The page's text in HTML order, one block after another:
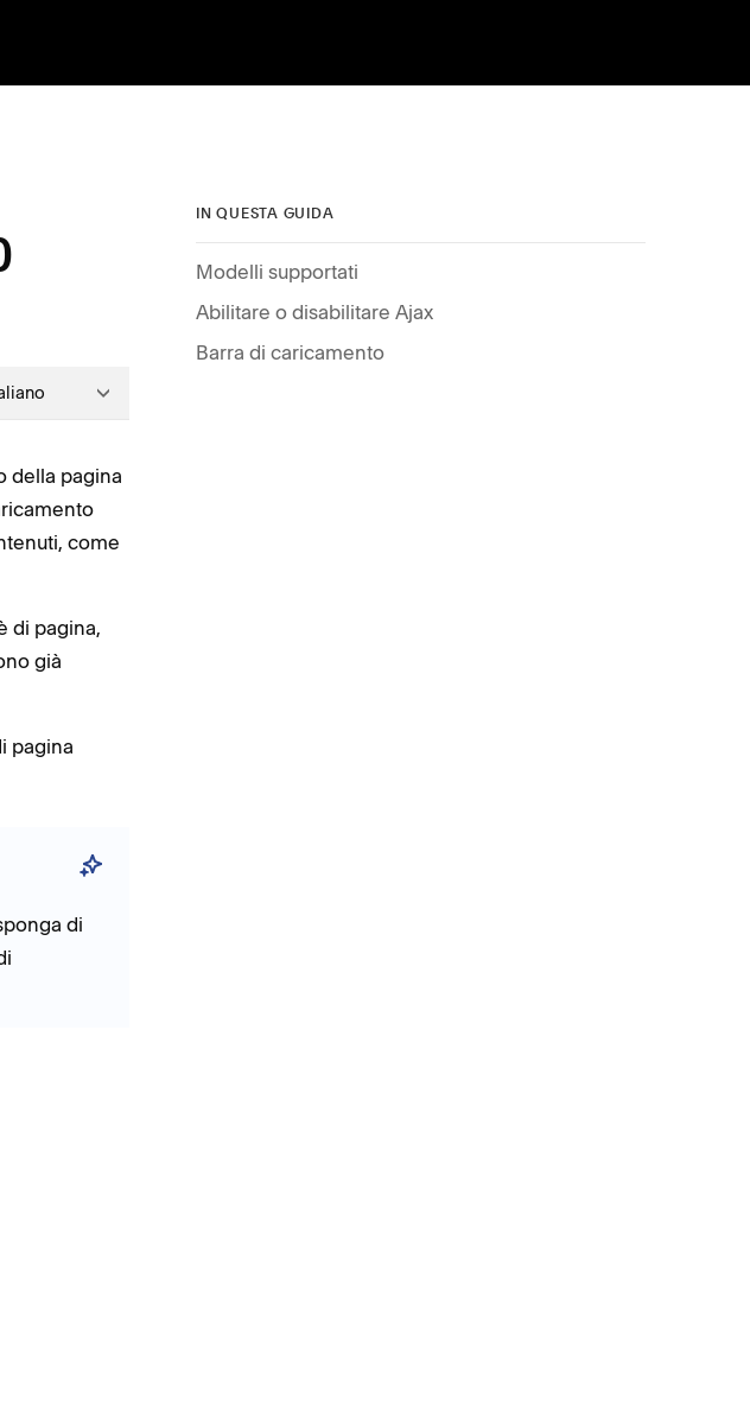
della pagina
come
di pagina,
già
pagina
di
IN QUESTA GUIDA
Modelli supportati
Abilitare o disabilitare Ajax
Barra di caricamento